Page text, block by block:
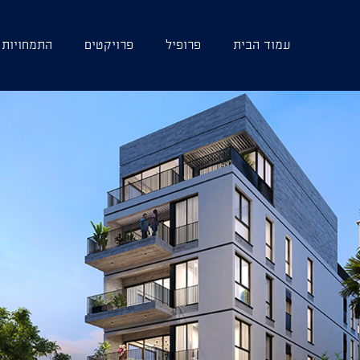
עמוד הבית פרופיל פרויקטים התמחויות